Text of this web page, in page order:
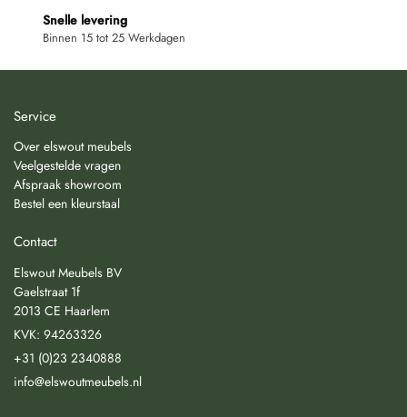
Snelle levering
Binnen 15 tot 25 Werkdagen
Service
Over elswout meubels
Veelgestelde vragen
Afspraak showroom
Bestel een kleurstaal
Contact
Elswout Meubels BV
Gaelstraat 1f
2013 CE Haarlem
KVK: 94263326
+31 (0)23 2340888
info@elswoutmeubels.nl